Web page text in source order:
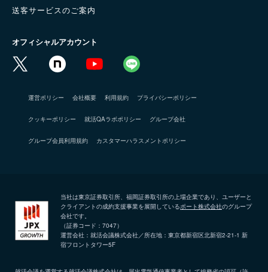
送客サービスのご案内
オフィシャルアカウント
運営ポリシー 会社概要 利用規約 プライバシーポリシー
クッキーポリシー 就活QAラボポリシー グループ会社
グループ会員利用規約 カスタマーハラスメントポリシー
当社は東京証券取引所、福岡証券取引所の上場企業であり、ユーザーと
クライアントの成約支援事業を展開しているポート株式会社のグループ
会社です。
（証券コード：7047）
運営会社：就活会議株式会社／所在地：東京都新宿区北新宿2-21-1 新
宿フロントタワー5F